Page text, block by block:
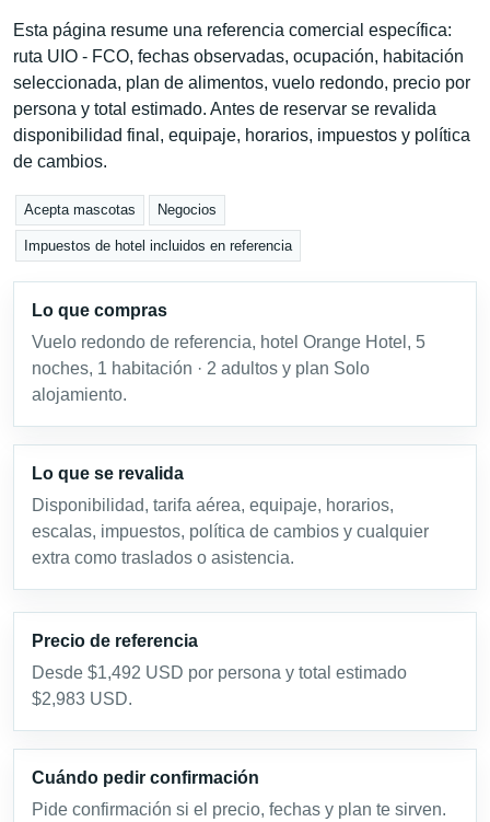
Esta página resume una referencia comercial específica:
ruta UIO - FCO, fechas observadas, ocupación, habitación
seleccionada, plan de alimentos, vuelo redondo, precio por
persona y total estimado. Antes de reservar se revalida
disponibilidad final, equipaje, horarios, impuestos y política
de cambios.
Acepta mascotas Negocios
Impuestos de hotel incluidos en referencia
Lo que compras
Vuelo redondo de referencia, hotel Orange Hotel, 5
noches, 1 habitación · 2 adultos y plan Solo
alojamiento.
Lo que se revalida
Disponibilidad, tarifa aérea, equipaje, horarios,
escalas, impuestos, política de cambios y cualquier
extra como traslados o asistencia.
Precio de referencia
Desde $1,492 USD por persona y total estimado
$2,983 USD.
Cuándo pedir confirmación
Pide confirmación si el precio, fechas y plan te sirven.